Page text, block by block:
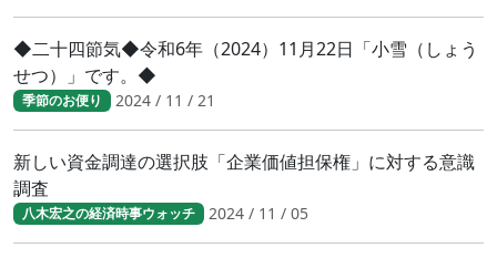
◆二十四節気◆令和6年（2024）11月22日「小雪（しょう
せつ）」です。◆
季節のお便り 2024 / 11 / 21
新しい資金調達の選択肢「企業価値担保権」に対する意識
調査
八木宏之の経済時事ウォッチ 2024 / 11 / 05